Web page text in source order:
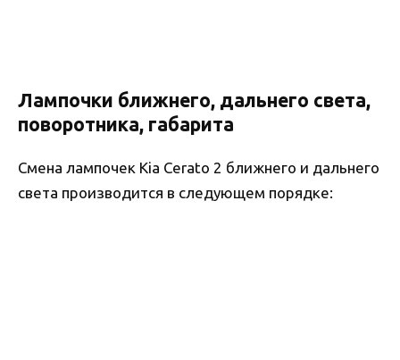
Лампочки ближнего, дальнего света,
поворотника, габарита
Смена лампочек Kia Cerato 2 ближнего и дальнего
света производится в следующем порядке: